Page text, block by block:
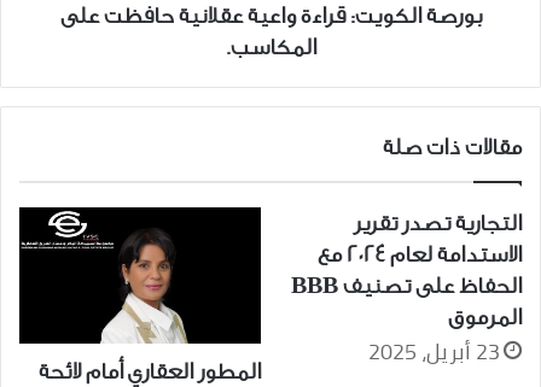
بورصة الكويت: قراءة واعية عقلانية حافظت على
المكاسب.
مقالات ذات صلة
التجارية تصدر تقرير
الاستدامة لعام 2024 مع
الحفاظ على تصنيف BBB
المرموق
23 أبريل، 2025
المطور العقاري أمام لائحة